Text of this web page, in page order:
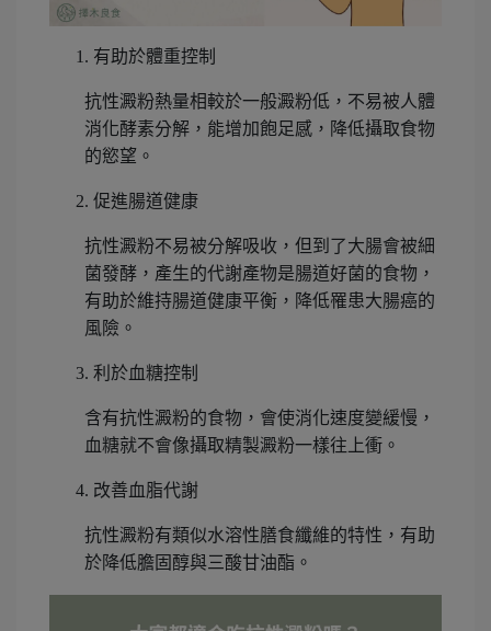
有助於體重控制
抗性澱粉熱量相較於一般澱粉低，不易被人體
消化酵素分解，能增加飽足感，降低攝取食物
的慾望。
促進腸道健康
抗性澱粉不易被分解吸收，但到了大腸會被細
菌發酵，產生的代謝產物是腸道好菌的食物，
有助於維持腸道健康平衡，降低罹患大腸癌的
風險。
利於血糖控制
含有抗性澱粉的食物，會使消化速度變緩慢，
血糖就不會像攝取精製澱粉一樣往上衝。
改善血脂代謝
抗性澱粉有類似水溶性膳食纖維的特性，有助
於降低膽固醇與三酸甘油酯。